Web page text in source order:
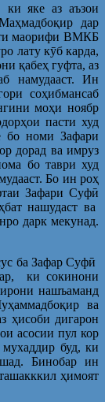
ки яке аз аъзои
дар
маорифи ВМКБ
лату кӯб карда,
қабеҳ гуфта, аз
намудааст. Ин
соҳибмансаб
моҳи ноябр
пасти худ
бо номи Зафари
дорад ва имруз
бо таври худ
Бо ин роҳ
Зафари Суфӣ
нашудаст ва
дарк мекунад.
ба Зафар Суфӣ
ки сокинони
нашъаманд
ва
ҳисоби дигарон
асосии пул кор
буд, ки
Бинобар ин
ҳимоят